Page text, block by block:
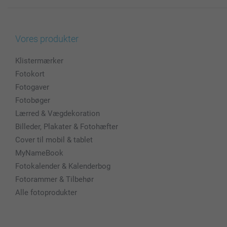
Vores produkter
Klistermærker
Fotokort
Fotogaver
Fotobøger
Lærred & Vægdekoration
Billeder, Plakater & Fotohæfter
Cover til mobil & tablet
MyNameBook
Fotokalender & Kalenderbog
Fotorammer & Tilbehør
Alle fotoprodukter